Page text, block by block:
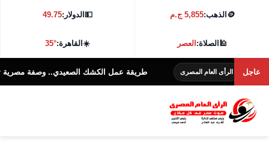
🪙 الذهب:5,855 ج.م 💵الدولار:49.75
🕌الصلاة:العصر ☀️القاهرة:35°
عاجل
الرأى العام المصرى طريقة عمل الكشك الصعيدي.. وصفة مصرية تقليدية